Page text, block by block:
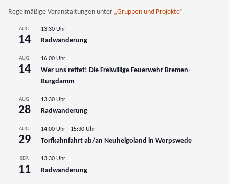
Regelmäßige Veranstaltungen unter „Gruppen und Projekte“
AUG.
14
13:30 Uhr
Radwanderung
AUG.
14
16:00 Uhr
Wer uns rettet! Die Freiwillige Feuerwehr Bremen-
Burgdamm
AUG.
28
13:30 Uhr
Radwanderung
AUG.
29
14:00 Uhr - 15:30 Uhr
Torfkahnfahrt ab/an Neuhelgoland in Worpswede
SEP.
11
13:30 Uhr
Radwanderung